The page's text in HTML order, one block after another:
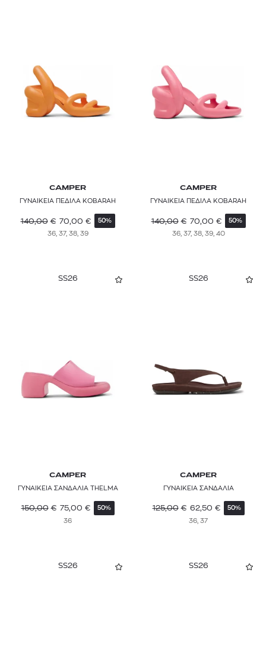
CAMPER
ΓΥΝΑΙΚΕΙΑ ΠΕΔΙΛΑ KOBARAH
140,00 € 70,00 € 50%
36, 37, 38, 39
CAMPER
ΓΥΝΑΙΚΕΙΑ ΠΕΔΙΛΑ KOBARAH
140,00 € 70,00 € 50%
36, 37, 38, 39, 40
SS26
CAMPER
ΓΥΝΑΙΚΕΙΑ ΣΑΝΔΑΛΙΑ THELMA
150,00 € 75,00 € 50%
36
SS26
CAMPER
ΓΥΝΑΙΚΕΙΑ ΣΑΝΔΑΛΙΑ
125,00 € 62,50 € 50%
36, 37
SS26 SS26